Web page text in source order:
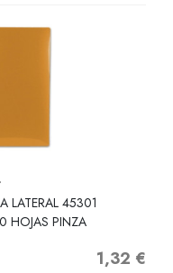
LATERAL 45301
HOJAS PINZA
Precio
1,32 €